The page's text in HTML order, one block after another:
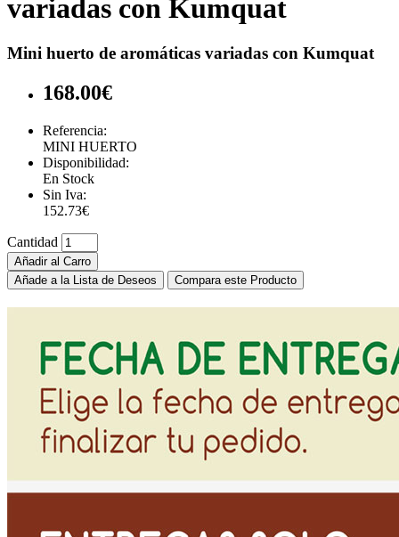
variadas con Kumquat
Mini huerto de aromáticas variadas con Kumquat
168.00€
Referencia:
MINI HUERTO
Disponibilidad:
En Stock
Sin Iva:
152.73€
Cantidad
Añadir al Carro
Añade a la Lista de Deseos
Compara este Producto